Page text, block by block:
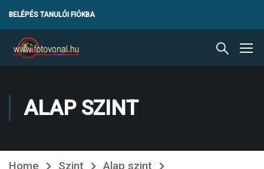
BELÉPÉS TANULÓI FIÓKBA
ALAP SZINT
Home Szint
Alap szint